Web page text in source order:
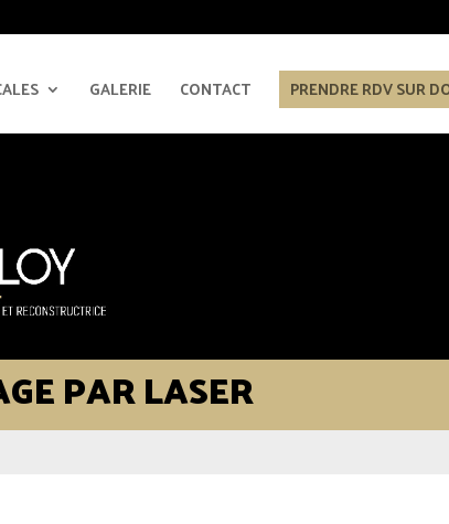
GALERIE CONTACT PRENDRE RDV SUR
PAR LASER